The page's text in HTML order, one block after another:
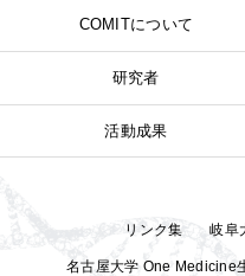
COMITについて
研究者
活動成果
リンク集 岐阜
名古屋大学 One Medicine